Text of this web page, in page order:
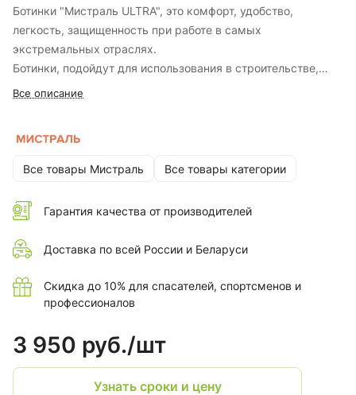
Ботинки "Мистраль ULTRA", это комфорт, удобство,
легкость, защищенность при работе в самых
экстремальных отраслях.
Ботинки, подойдут для использования в строительстве,
ЖКХ, нефтегазовой, горнодобывающей, химической
Обувь изготовлена методом прямого литья. В зависимости
от комплектации и маркировочных обозначений, обувь
воздействий (от ударов в носочной части 200 Дж),
проколов, защищает от контактов с агрессивной средой
(нефть, растворов кислот и щелочной концентрации до
20%, общих производственных загрязнений).
Все описание
Все товары Мистраль Все товары категории
Гарантия качества от производителей
Доставка по всей России и Беларуси
Скидка до 10% для спасателей, спортсменов и
профессионалов
3 950 руб./шт
Узнать сроки и цену